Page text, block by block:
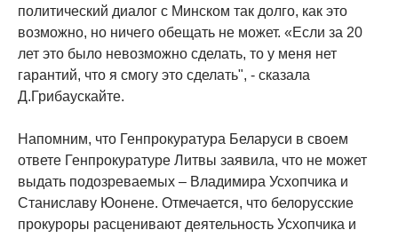
политический диалог с Минском так долго, как это
возможно, но ничего обещать не может. «Если за 20
лет это было невозможно сделать, то у меня нет
гарантий, что я смогу это сделать", - сказала
Д.Грибаускайте.
Напомним, что Генпрокуратура Беларуси в своем
ответе Генпрокуратуре Литвы заявила, что не может
выдать подозреваемых – Владимира Усхопчика и
Станиславу Юонене. Отмечается, что белорусские
прокуроры расценивают деятельность Усхопчика и